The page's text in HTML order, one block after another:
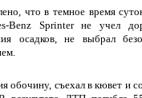
что в темное время
Benz Sprinter не учел
осадков, не выбрал
обочину, съехал в кювет и